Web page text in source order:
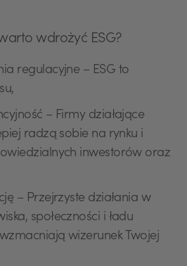
wdrożyć ESG?
regulacyjne – ESG to
– Firmy działające
radzą sobie na rynku i
inwestorów oraz
– Przejrzyste działania w
społeczności i ładu
wizerunek Twojej